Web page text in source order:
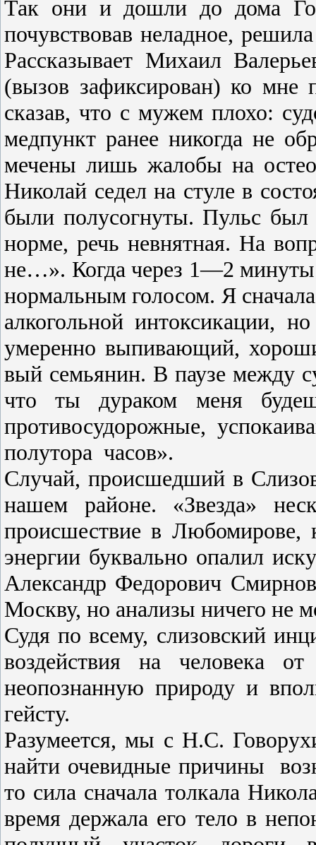
Так они и дошли до дома
почувствовав не­ладное,
Рассказывает Михаил
(вызов зафик­сирован) ко мне
сказав, что с мужем плохо:
медпункт ра­нее никогда не
мечены лишь жалобы на
Николай седел на стуле в
были полусогнуты. Пульс был
норме, речь невнятная. На
не…». Когда через 1—2 ми­нуты
нормальным голосом. Я
алкогольной интоксикации,
умеренно выпи­вающий,
вый семьянин. В паузе ме­жду
что ты дура­ком меня
противосудорожные,
полутора часов».
Случай, происшедший в
нашем районе. «Звезда»
происшествие в Любомирове,
энергии буквально опалил
Александр Федорович
Москву, но ана­лизы ничего не
Судя по всему, слизовский
воздействия на человека
неопознанную природу и
гейсту.
Разумеется, мы с Н.С.
найти очевидные причины
то сила сначала толкала
время держала его тело в